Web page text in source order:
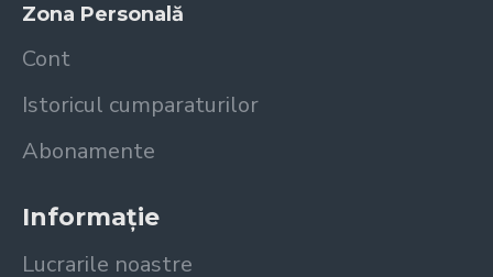
Zona Personală
Cont
Istoricul cumparaturilor
Abonamente
Informație
Lucrarile noastre